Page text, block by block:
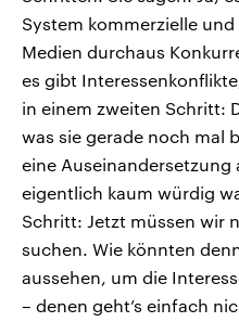
System kommerzielle
Medien durchaus
es gibt
in einem zweiten Schritt:
was sie gerade noch mal
eine Auseinandersetzung
eigentlich kaum würdig
Schritt: Jetzt müssen wir
suchen. Wie könnten
aussehen, um die
– denen geht’s einfach